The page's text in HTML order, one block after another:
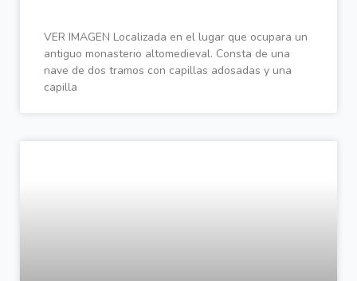
VER IMAGEN Localizada en el lugar que ocupara un
antiguo monasterio altomedieval. Consta de una
nave de dos tramos con capillas adosadas y una
capilla